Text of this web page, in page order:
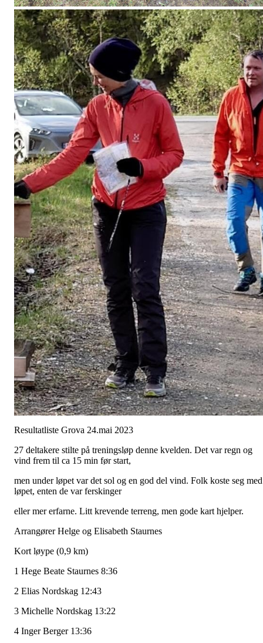
Resultatliste Grova 24.mai 2023
27 deltakere stilte på treningsløp denne kvelden. Det var regn og
vind frem til ca 15 min før start,
men under løpet var det sol og en god del vind. Folk koste seg med
løpet, enten de var ferskinger
eller mer erfarne. Litt krevende terreng, men gode kart hjelper.
Arrangører Helge og Elisabeth Staurnes
Kort løype (0,9 km)
1 Hege Beate Staurnes 8:36
2 Elias Nordskag 12:43
3 Michelle Nordskag 13:22
4 Inger Berger 13:36